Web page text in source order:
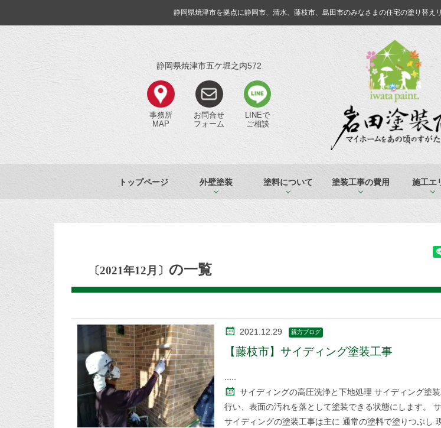
静岡県焼津市を拠点に静岡市、清水、藤枝市、島田市のみなさまの住宅の塗り替え
静岡県焼津市五ケ堀之内572
事務所
MAP
お問合せ
フォーム
LINEで
ご相談
トップページ 外壁塗装 塗料について 塗装工事の費用 施工エ
〔2021年12月〕 の一覧
2021.12.29 親方ブログ
【藤枝市】サイディング塗装工事
サイディングの高圧洗浄と下地処理 サイディング塗
行い、表面の汚れを落として塗装できる状態にします。
サイディングの塗装工事は主に 通常の塗料で塗りつぶし